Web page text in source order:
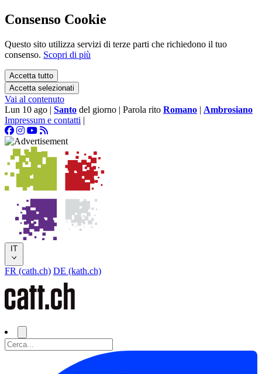
Consenso Cookie
Questo sito utilizza servizi di terze parti che richiedono il tuo
consenso. Scopri di più
Accetta tutto
Accetta selezionati
Vai al contenuto
Lun 10 ago | Santo del giorno | Parola rito Romano | Ambrosiano
Impressum e contatti |
IT
FR (cath.ch) DE (kath.ch)